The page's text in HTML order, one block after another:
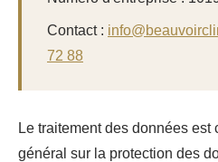
Contact :
72 88
Le traitement des données
général sur la protection des